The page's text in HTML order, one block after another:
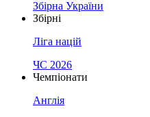
Збірна України
Збірні
Ліга націй
ЧС 2026
Чемпіонати
Англія